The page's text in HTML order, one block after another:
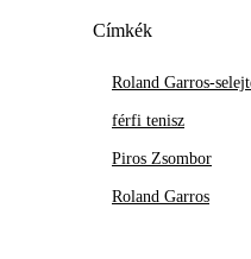
Címkék
Roland Garros-
férfi tenisz
Piros Zsombor
Roland Garros